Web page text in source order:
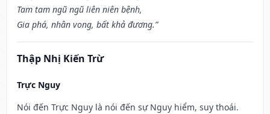
Tam tam ngũ ngũ liên niên bệnh,
Gia phá, nhân vong, bất khả đương.”
Thập Nhị Kiến Trừ
Trực Nguy
Nói đến Trực Nguy là nói đến sự Nguy hiểm, suy thoái.